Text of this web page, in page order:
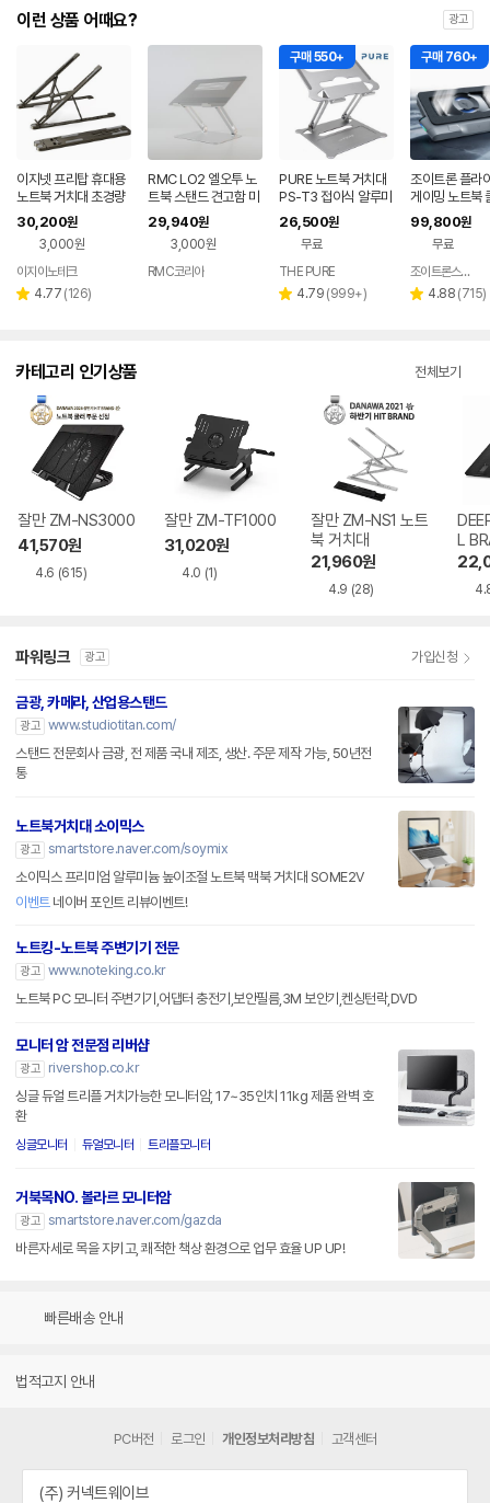
이런 상품 어때요? 광고
이지넷 프리탑 휴대용
노트북 거치대 초경량
접이식 받침대
30,200원
3,000원
페이
이지이노테크
별 4.77 리
(126)
RMC LO2 엘오투 노
트북 스탠드 견고함 미
끄럼방지실리콘 알루
미늄합금 높이조절 굿
디자인
29,940원
3,000원
RMC코리아
구매 550+
PURE 노트북 거치대
PS-T3 접이식 알루미
늄 맥북 휴대용 받침대
각도높이조절
26,500원
무료
페이
THE PURE
별 4.79 리
(999+)
구매 760+
조이트론 플라
게이밍 노트북
드
99,800원
무료
조이트론스토어
별 4.88 리
(715)
카테고리 인기상품 전체보기
잘만 ZM-NS3000
41,570원
4.6 (615)
잘만 ZM-TF1000
31,020원
4.0 (1)
잘만 ZM-NS1 노트
북 거치대
21,960원
4.9 (28)
L
파워링크 광고 가입신청
금광, 카메라, 산업용스탠드
광고 www.studiotitan.com/
스탠드 전문회사 금광, 전 제품 국내 제조, 생산. 주문 제작 가능, 50년전
통
노트북거치대 소이믹스
광고 smartstore.naver.com/soymix
소이믹스 프리미엄 알루미늄 높이조절 노트북 맥북 거치대 SOME2V
이벤트네이버 포인트 리뷰이벤트!
노트킹-노트북 주변기기 전문
광고 www.noteking.co.kr
노트북 PC 모니터 주변기기,어댑터 충전기,보안필름,3M 보안기,켄싱턴락,DVD
모니터 암 전문점 리버샵
광고
rivershop.co.kr
싱글 듀얼 트리플 거치가능한 모니터암, 17~35인치 11kg 제품 완벽 호
환
싱글모니터 듀얼모니터 트리플모니터
거북목NO. 볼라르 모니터암
광고 smartstore.naver.com/gazda
바른자세로 목을 지키고, 쾌적한 책상 환경으로 업무 효율 UP UP!
빠른배송 안내
법적고지 안내
PC버전 로그인 개인정보처리방침 고객센터
(주) 커넥트웨이브